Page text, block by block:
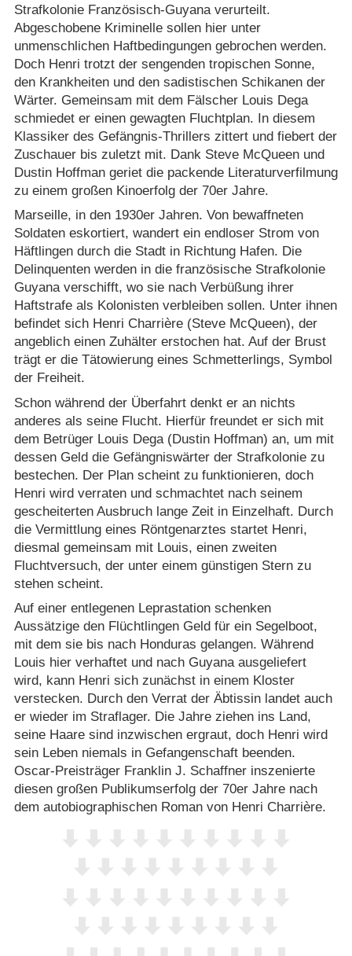
Strafkolonie Französisch-Guyana verurteilt.
Abgeschobene Kriminelle sollen hier unter
unmenschlichen Haftbedingungen gebrochen werden.
Doch Henri trotzt der sengenden tropischen Sonne,
den Krankheiten und den sadistischen Schikanen der
Wärter. Gemeinsam mit dem Fälscher Louis Dega
schmiedet er einen gewagten Fluchtplan. In diesem
Klassiker des Gefängnis-Thrillers zittert und fiebert der
Zuschauer bis zuletzt mit. Dank Steve McQueen und
Dustin Hoffman geriet die packende Literaturverfilmung
zu einem großen Kinoerfolg der 70er Jahre.
Marseille, in den 1930er Jahren. Von bewaffneten
Soldaten eskortiert, wandert ein endloser Strom von
Häftlingen durch die Stadt in Richtung Hafen. Die
Delinquenten werden in die französische Strafkolonie
Guyana verschifft, wo sie nach Verbüßung ihrer
Haftstrafe als Kolonisten verbleiben sollen. Unter ihnen
befindet sich Henri Charrière (Steve McQueen), der
angeblich einen Zuhälter erstochen hat. Auf der Brust
trägt er die Tätowierung eines Schmetterlings, Symbol
der Freiheit.
Schon während der Überfahrt denkt er an nichts
anderes als seine Flucht. Hierfür freundet er sich mit
dem Betrüger Louis Dega (Dustin Hoffman) an, um mit
dessen Geld die Gefängniswärter der Strafkolonie zu
bestechen. Der Plan scheint zu funktionieren, doch
Henri wird verraten und schmachtet nach seinem
gescheiterten Ausbruch lange Zeit in Einzelhaft. Durch
die Vermittlung eines Röntgenarztes startet Henri,
diesmal gemeinsam mit Louis, einen zweiten
Fluchtversuch, der unter einem günstigen Stern zu
stehen scheint.
Auf einer entlegenen Leprastation schenken
Aussätzige den Flüchtlingen Geld für ein Segelboot,
mit dem sie bis nach Honduras gelangen. Während
Louis hier verhaftet und nach Guyana ausgeliefert
wird, kann Henri sich zunächst in einem Kloster
verstecken. Durch den Verrat der Äbtissin landet auch
er wieder im Straflager. Die Jahre ziehen ins Land,
seine Haare sind inzwischen ergraut, doch Henri wird
sein Leben niemals in Gefangenschaft beenden.
Oscar-Preisträger Franklin J. Schaffner inszenierte
diesen großen Publikumserfolg der 70er Jahre nach
dem autobiographischen Roman von Henri Charrière.